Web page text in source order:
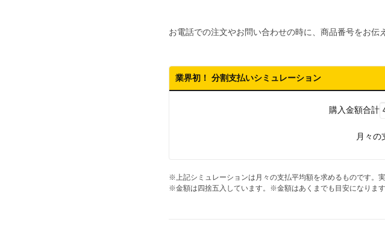
お電話での注文やお問い合わせの時に、商品番号をお伝
業界初！ 分割支払いシミュレーション
購入金額合計
月々の
※上記シミュレーションは月々の支払平均額を求めるものです。
※金額は四捨五入しています。※金額はあくまでも目安になりま